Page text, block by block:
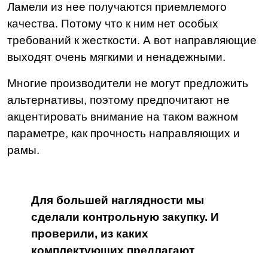
Ламели из нее получаются приемлемого
качества. Потому что к ним нет особых
требований к жесткости. А вот направляющие
выходят очень мягкими и ненадежными.
Многие производители не могут предложить
альтернативы, поэтому предпочитают не
акцентировать внимание на таком важном
параметре, как прочность направляющих и
рамы.
Для большей наглядности мы
сделали контрольную закупку. И
проверили, из каких